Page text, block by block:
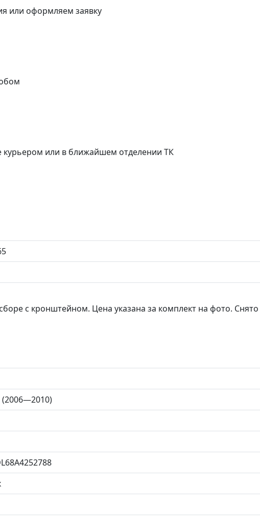
или оформляем заявку
курьером или в ближайшем отделении ТК
с кронштейном. Цена указана за комплект на фото.
(2006—2010)